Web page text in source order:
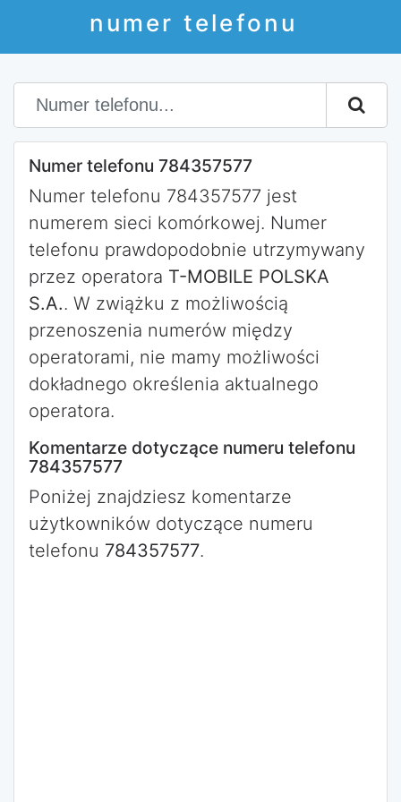
numer telefonu
Numer telefonu 784357577
Numer telefonu 784357577 jest
numerem sieci komórkowej. Numer
telefonu prawdopodobnie utrzymywany
przez operatora T-MOBILE POLSKA
S.A.. W zwiążku z możliwością
przenoszenia numerów między
operatorami, nie mamy możliwości
dokładnego określenia aktualnego
operatora.
Komentarze dotyczące numeru telefonu
784357577
Poniżej znajdziesz komentarze
użytkowników dotyczące numeru
telefonu 784357577.